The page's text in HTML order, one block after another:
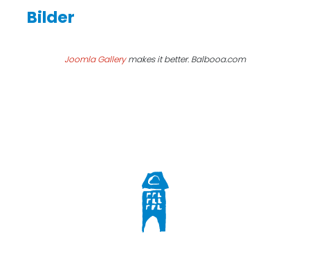
Joomla Gallerymakes it better. Balbooa.com